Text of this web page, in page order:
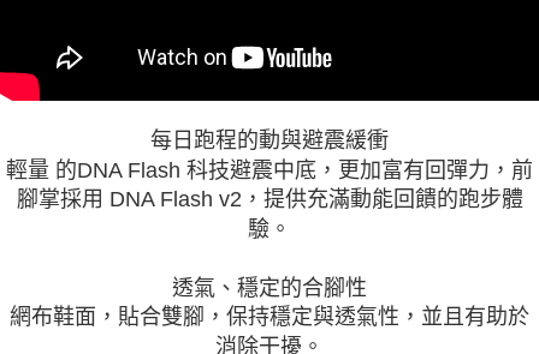
每日跑程的動與避震緩衝
輕量 的DNA Flash 科技避震中底，更加富有回彈力，前
腳掌採用 DNA Flash v2，提供充滿動能回饋的跑步體
驗。
透氣、穩定的合腳性
網布鞋面，貼合雙腳，保持穩定與透氣性，並且有助於
消除干擾。